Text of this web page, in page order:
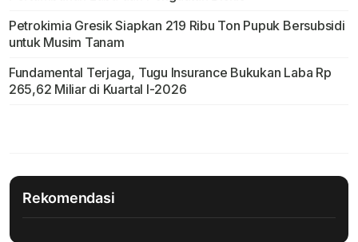
Petrokimia Gresik Siapkan 219 Ribu Ton Pupuk Bersubsidi
untuk Musim Tanam
Fundamental Terjaga, Tugu Insurance Bukukan Laba Rp
265,62 Miliar di Kuartal I-2026
Rekomendasi